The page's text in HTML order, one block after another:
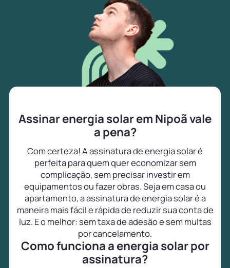
Assinar energia solar em Nipoã vale
a pena?
Com certeza! A assinatura de energia solar é
perfeita para quem quer economizar sem
complicação, sem precisar investir em
equipamentos ou fazer obras. Seja em casa ou
apartamento, a assinatura de energia solar é a
maneira mais fácil e rápida de reduzir sua conta de
luz. E o melhor: sem taxa de adesão e sem multas
por cancelamento.
Como funciona a energia solar por
assinatura?